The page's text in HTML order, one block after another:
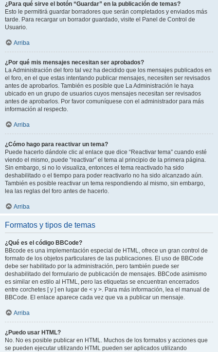
¿Para qué sirve el botón “Guardar” en la publicación de temas?
Esto le permitirá guardar borradores que serán completados y enviados más
tarde. Para recargar un borrador guardado, visite el Panel de Control de
Usuario.
Arriba
¿Por qué mis mensajes necesitan ser aprobados?
La Administración del foro tal vez ha decidido que los mensajes publicados en
el foro, en el que estas intentando publicar mensajes, necesiten ser revisados
antes de aprobarlos. También es posible que La Administración le haya
ubicado en un grupo de usuarios cuyos mensajes necesitan ser revisados
antes de aprobarlos. Por favor comuníquese con el administrador para más
información al respecto.
Arriba
¿Cómo hago para reactivar un tema?
Puede hacerlo dándole clic al enlace que dice “Reactivar tema” cuando esté
viendo el mismo, puede “reactivar” el tema al principio de la primera página.
Sin embargo, si no lo visualiza, entonces el tema reactivado ha sido
deshabilitado o el tiempo para poder reactivarlo no ha sido alcanzado aún.
También es posible reactivar un tema respondiendo al mismo, sin embargo,
lea las reglas del foro antes de hacerlo.
Arriba
Formatos y tipos de temas
¿Qué es el código BBCode?
BBcode es una implementación especial de HTML, ofrece un gran control de
formato de los objetos particulares de las publicaciones. El uso de BBCode
debe ser habilitado por la administración, pero también puede ser
deshabilitado del formulario de publicación de mensajes. BBCode asimismo
es similar en estilo al HTML, pero las etiquetas se encuentran encerrados
entre corchetes [ y ] en lugar de < y >. Para más información, lea el manual de
BBCode. El enlace aparece cada vez que va a publicar un mensaje.
Arriba
¿Puedo usar HTML?
No. No es posible publicar en HTML. Muchos de los formatos y acciones que
se pueden ejecutar utilizando HTML pueden ser aplicados utilizando